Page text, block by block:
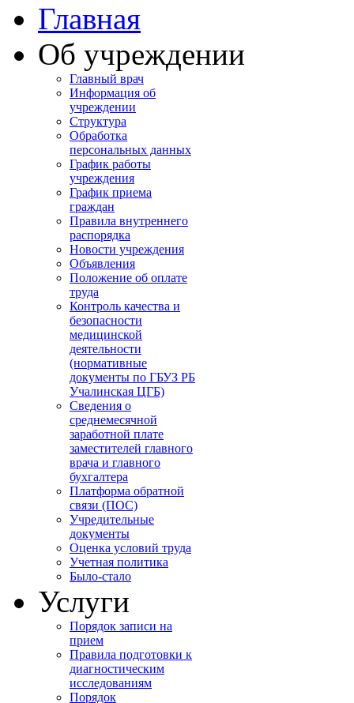
Главная
Об учреждении
Главный врач
Информация об
учреждении
Структура
Обработка
персональных данных
График работы
учреждения
График приема
граждан
Правила внутреннего
распорядка
Новости учреждения
Объявления
Положение об оплате
труда
Контроль качества и
безопасности
медицинской
деятельности
(нормативные
документы по ГБУЗ РБ
Учалинская ЦГБ)
Сведения о
среднемесячной
заработной плате
заместителей главного
врача и главного
бухгалтера
Платформа обратной
связи (ПОС)
Учредительные
документы
Оценка условий труда
Учетная политика
Было-стало
Услуги
Порядок записи на
прием
Правила подготовки к
диагностическим
исследованиям
Порядок